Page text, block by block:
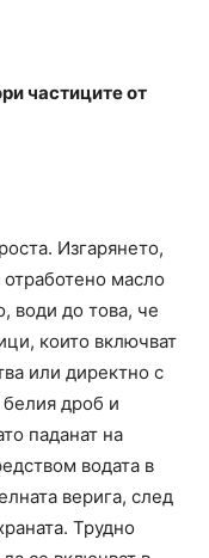
частиците от
Изгарянето,
масло
води до това, че
които включват
или директно с
дроб и
паданат на
водата в
верига, след
Трудно